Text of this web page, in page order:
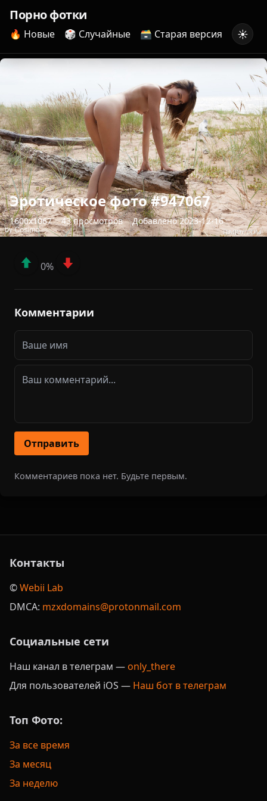
Порно фотки
🔥 Новые 🎲 Случайные 🗃️ Старая версия ☀️
Эротическое фото #947067
1600x1067 43 просмотров Добавлено 2023-12-16
0%
Комментарии
Отправить
Комментариев пока нет. Будьте первым.
Контакты
©️Webii Lab
DMCA: mzxdomains@protonmail.com
Социальные сети
Наш канал в телеграм —only_there
Для пользователей iOS — Наш бот в телеграм
Топ Фото:
За все время
За месяц
За неделю